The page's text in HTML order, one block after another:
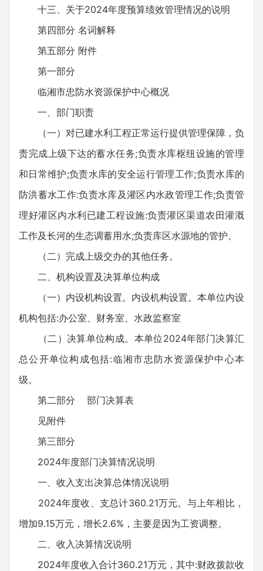
十三、关于2024年度预算绩效管理情况的说明
第四部分 名词解释
第五部分 附件
第一部分
临湘市忠防水资源保护中心概况
一、部门职责
（一）对已建水利工程正常运行提供管理保障，负
责完成上级下达的蓄水任务;负责水库枢纽设施的管理
和日常维护;负责水库的安全运行管理工作;负责水库的
防洪蓄水工作:负责水库及灌区内水政管理工作;负责管
理好灌区内水利已建工程设施:负责灌区渠道农田灌溉
工作及长河的生态调蓄用水;负责库区水源地的管护。
（二）完成上级交办的其他任务。
二、机构设置及决算单位构成
（一）内设机构设置。内设机构设置。本单位内设
机构包括:办公室、财务室、水政监察室
（二）决算单位构成。本单位2024年部门决算汇
总公开单位构成包括:临湘市忠防水资源保护中心本
级。
第二部分 部门决算表
见附件
第三部分
2024年度部门决算情况说明
一、收入支出决算总体情况说明
2024年度收、支总计360.21万元。与上年相比，
增加9.15万元，增长2.6%，主要是因为工资调整。
二、收入决算情况说明
2024年度收入合计360.21万元，其中:财政拨款收